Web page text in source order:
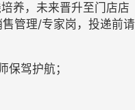
养，未来晋升至门店店
管理/专家岗，投递前请
保驾护航；